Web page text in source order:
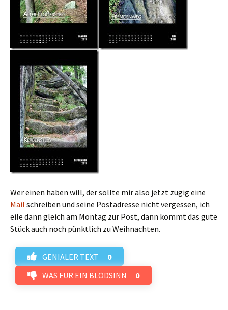
Wer einen haben will, der sollte mir also jetzt zügig eine
Mail schreiben und seine Postadresse nicht vergessen, ich
eile dann gleich am Montag zur Post, dann kommt das gute
Stück auch noch pünktlich zu Weihnachten.
GENIALER TEXT
0
WAS FÜR EIN BLÖDSINN
0